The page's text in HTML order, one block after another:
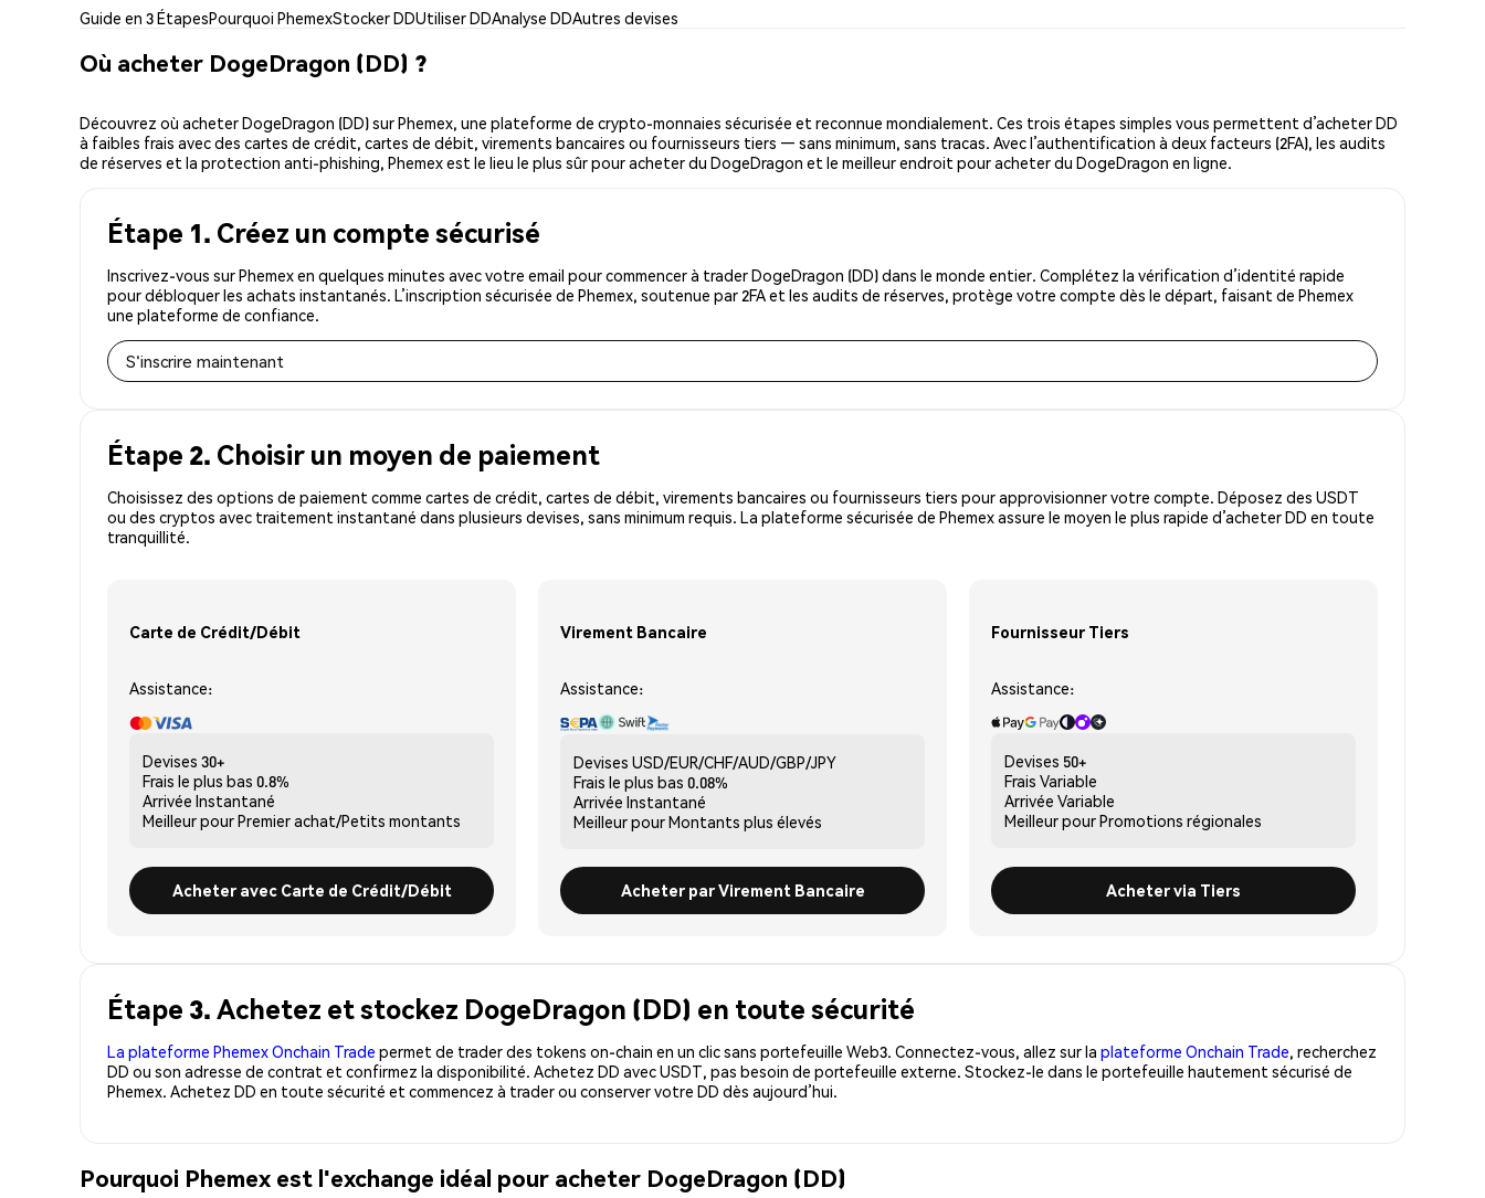
Guide en 3 ÉtapesPourquoi PhemexStocker DDUtiliser DDAnalyse DDAutres devises
Où acheter DogeDragon (DD) ?
Découvrez où acheter DogeDragon (DD) sur Phemex, une plateforme de crypto-monnaies sécurisée et reconnue mondialement. Ces trois étapes simples vous permettent d’acheter DD
à faibles frais avec des cartes de crédit, cartes de débit, virements bancaires ou fournisseurs tiers — sans minimum, sans tracas. Avec l’authentification à deux facteurs (2FA), les audits
de réserves et la protection anti-phishing, Phemex est le lieu le plus sûr pour acheter du DogeDragon et le meilleur endroit pour acheter du DogeDragon en ligne.
Étape 1. Créez un compte sécurisé
Inscrivez-vous sur Phemex en quelques minutes avec votre email pour commencer à trader DogeDragon (DD) dans le monde entier. Complétez la vérification d’identité rapide
pour débloquer les achats instantanés. L’inscription sécurisée de Phemex, soutenue par 2FA et les audits de réserves, protège votre compte dès le départ, faisant de Phemex
une plateforme de confiance.
S'inscrire maintenant
Étape 2. Choisir un moyen de paiement
Choisissez des options de paiement comme cartes de crédit, cartes de débit, virements bancaires ou fournisseurs tiers pour approvisionner votre compte. Déposez des USDT
ou des cryptos avec traitement instantané dans plusieurs devises, sans minimum requis. La plateforme sécurisée de Phemex assure le moyen le plus rapide d’acheter DD en toute
tranquillité.
Carte de Crédit/Débit
Assistance:
Devises 30+
Frais le plus bas 0.8%
Arrivée Instantané
Meilleur pourPremier achat/Petits montants
Acheter avec Carte de Crédit/Débit
Virement Bancaire
Assistance:
Devises USD/EUR/CHF/AUD/GBP/JPY
Frais le plus bas 0.08%
Arrivée Instantané
Meilleur pourMontants plus élevés
Acheter par Virement Bancaire
Fournisseur Tiers
Assistance:
Devises 50+
Frais Variable
Arrivée Variable
Meilleur pourPromotions régionales
Acheter via Tiers
Étape 3. Achetez et stockez DogeDragon (DD) en toute sécurité
La plateforme Phemex Onchain Trade permet de trader des tokens on-chain en un clic sans portefeuille Web3. Connectez-vous, allez sur la plateforme Onchain Trade, recherchez
DD ou son adresse de contrat et confirmez la disponibilité. Achetez DD avec USDT, pas besoin de portefeuille externe. Stockez-le dans le portefeuille hautement sécurisé de
Phemex. Achetez DD en toute sécurité et commencez à trader ou conserver votre DD dès aujourd’hui.
Pourquoi Phemex est l'exchange idéal pour acheter DogeDragon (DD)